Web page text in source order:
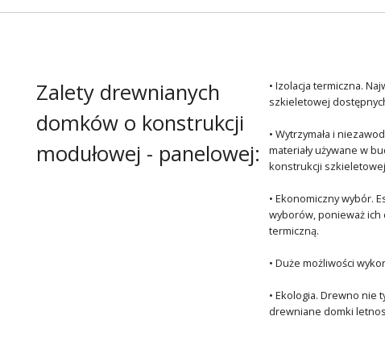
Zalety drewnianych
domków o konstrukcji
modułowej - panelowej:
• Izolacja termiczna.
szkieletowej
• Wytrzymała i
materiały używane w
konstrukcji
• Ekonomiczny wybór.
wyborów, ponieważ ich
termiczną.
• Duże możliwości
• Ekologia. Drewno nie
drewniane domki